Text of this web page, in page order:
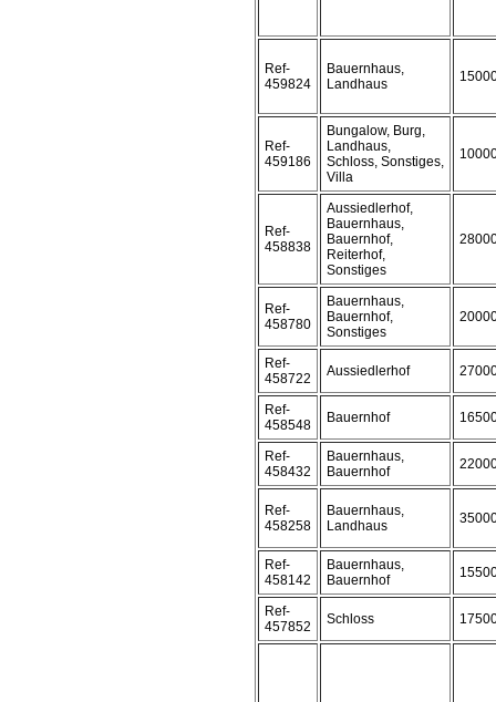
Ref-
459824
Bauernhaus,
Landhaus
Ref-
459186
Bungalow, Burg,
Landhaus,
Schloss, Sonstiges,
Villa
Ref-
458838
Aussiedlerhof,
Bauernhaus,
Bauernhof,
Reiterhof,
Sonstiges
Ref-
458780
Bauernhaus,
Bauernhof,
Sonstiges
Ref-
458722
Aussiedlerhof
Ref-
458548
Bauernhof
Ref-
458432
Bauernhaus,
Bauernhof
Ref-
458258
Bauernhaus,
Landhaus
Ref-
458142
Bauernhaus,
Bauernhof
Ref-
457852
Schloss